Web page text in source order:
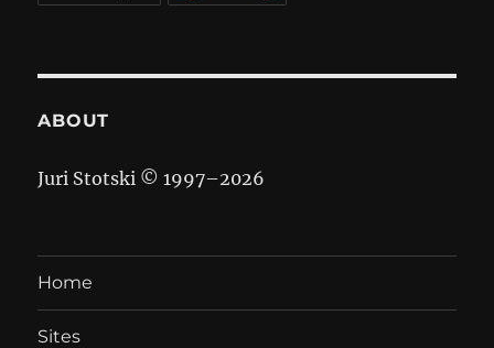
ABOUT
Juri Stotski © 1997–2026
Home
Sites